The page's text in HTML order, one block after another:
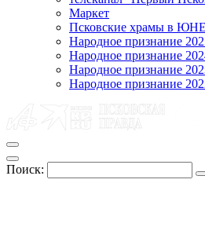
Маркет
Псковские храмы в
Народное признание
Народное признание
Народное признание
Народное признание
Поиск: